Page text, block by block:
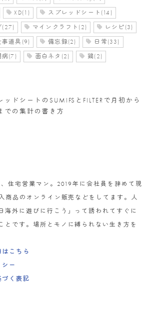
XD(1) スプレッドシート(14)
(27) マインクラフト(2) レシピ(3)
事道具(9) 備忘録(2) 日常(33)
病(7) 面白ネタ(2) 鶏(2)
ッドシートのSUMIFSとFILTERで月初から
での集計の書き方
住宅営業マン。2019年に会社員を辞めて現
商品のオンライン販売などをしてます。人
海外に遊びに行こう」って誘われてすぐに
とです。場所とモノに縛られない生き方を
こちら
ー
く表記